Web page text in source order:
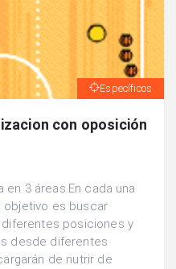
Específicos
con oposición
3 áreas.En cada una
objetivo es buscar
posiciones y
desde diferentes
de nutrir de